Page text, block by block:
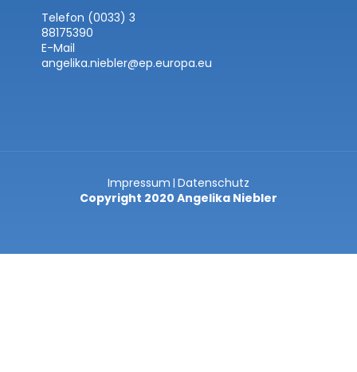
Telefon (0033) 3
88175390
E-Mail
angelika.niebler@ep.europa.eu
Impressum | Datenschutz
Copyright 2020 Angelika Niebler